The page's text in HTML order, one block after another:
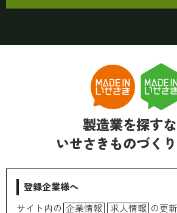
製造業を探す
いせさきものづく
登録企業様へ
サイト内の 企業情報 求人情報 の更